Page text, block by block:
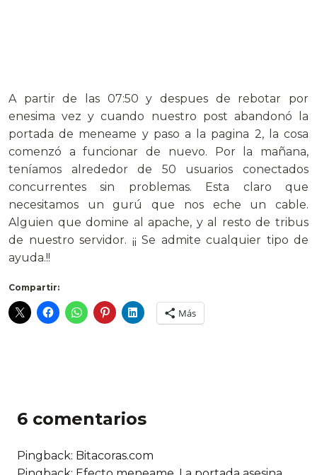
A partir de las 07:50 y despues de rebotar por
enesima vez y cuando nuestro post abandonó la
portada de meneame y paso a la pagina 2, la cosa
comenzó a funcionar de nuevo. Por la mañana,
teníamos alrededor de 50 usuarios conectados
concurrentes sin problemas. Esta claro que
necesitamos un gurú que nos eche un cable.
Alguien que domine al apache, y al resto de tribus
de nuestro servidor. ¡¡ Se admite cualquier tipo de
ayuda.!!
Compartir:
Más
6 comentarios
Pingback: Bitacoras.com